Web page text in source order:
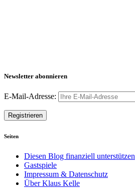
Newsletter abonnieren
E-Mail-Adresse:
Seiten
Diesen Blog finanziell unterstützen
Gastspiele
Impressum & Datenschutz
Über Klaus Kelle